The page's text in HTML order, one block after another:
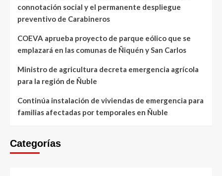
connotación social y el permanente despliegue
preventivo de Carabineros
COEVA aprueba proyecto de parque eólico que se
emplazará en las comunas de Ñiquén y San Carlos
Ministro de agricultura decreta emergencia agrícola
para la región de Ñuble
Continúa instalación de viviendas de emergencia para
familias afectadas por temporales en Ñuble
Categorías